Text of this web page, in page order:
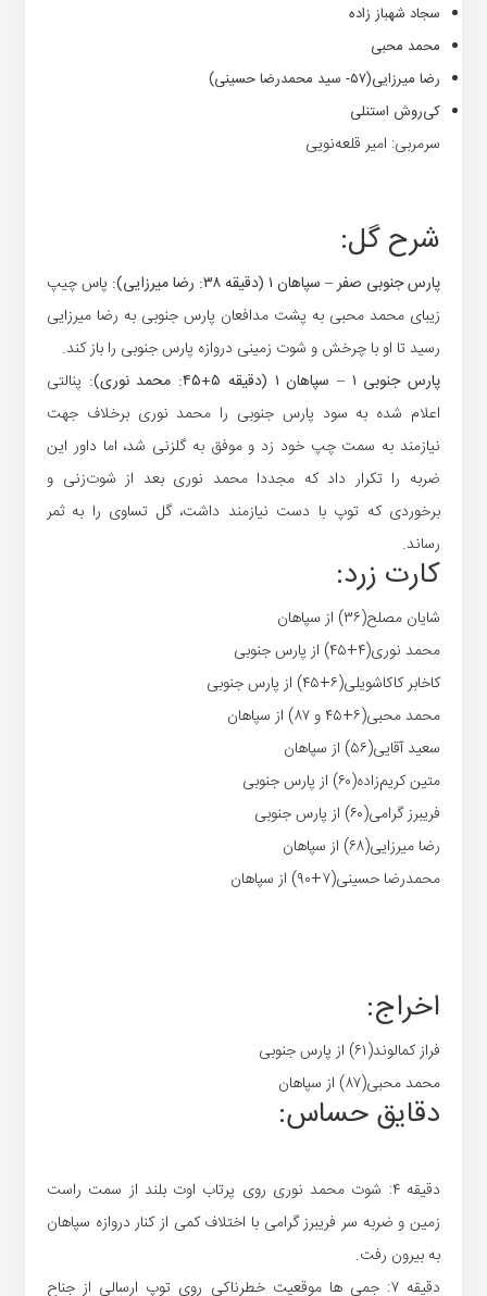
سجاد شهباز زاده
محمد محبی
رضا میرزایی(۵۷- سید محمدرضا حسینی)
کی‌روش استنلی
سرمربی: امیر قلعه‌نویی
شرح گل:
پارس جنوبی صفر – سپاهان ۱ (دقیقه ۳۸: رضا میرزایی):
پاس چیپ
زیبای محمد محبی به پشت مدافعان پارس جنوبی به رضا میرزایی
رسید تا او با چرخش و شوت زمینی دروازه پارس جنوبی را باز کند.
پارس جنوبی ۱ – سپاهان ۱ (دقیقه ۵+۴۵: محمد نوری):
پنالتی
اعلام شده به سود پارس جنوبی را محمد نوری برخلاف جهت
نیازمند به سمت چپ خود زد و موفق به گلزنی شد، اما داور این
ضربه را تکرار داد که مجددا محمد نوری بعد از شوت‌زنی و
برخوردی که توپ با دست نیازمند داشت، گل تساوی را به ثمر
رساند.
کارت زرد:
شایان مصلح(۳۶) از سپاهان
محمد نوری(۴+۴۵) از پارس جنوبی
کاخابر کاکاشویلی(۶+۴۵) از پارس جنوبی
محمد محبی(۶+۴۵ و ۸۷) از سپاهان
سعید آقایی(۵۶) از سپاهان
متین کریم‌زاده(۶۰) از پارس جنوبی
فریبرز گرامی(۶۰) از پارس جنوبی
رضا میرزایی(۶۸) از سپاهان
محمدرضا حسینی(۷+۹۰) از سپاهان
اخراج:
فراز کمالوند(۶۱) از پارس جنوبی
محمد محبی(۸۷) از سپاهان
دقایق حساس:
دقیقه ۴: شوت محمد نوری روی پرتاب اوت بلند از سمت راست
زمین و ضربه سر فریبرز گرامی با اختلاف کمی از کنار دروازه سپاهان
به بیرون رفت.
دقیقه ۷: جمی ها موقعیت خطرناکی روی توپ ارسالی از جناح